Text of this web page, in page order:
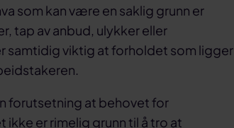
som kan være en saklig grunn er
tap av anbud, ulykker eller
samtidig viktig at forholdet som ligger
forutsetning at behovet for
er rimelig grunn til å tro at